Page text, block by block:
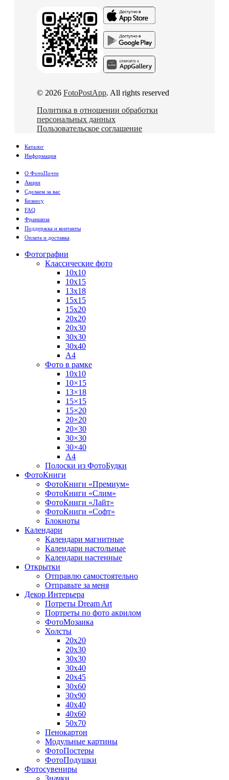
© 2026 FotoPostApp. All rights reserved
Политика в отношении обработки
персональных данных
Пользовательское соглашение
Каталог
Информация
О ФотоПочте
Акции
Сделаем за вас
Бизнесу
FAQ
Франшиза
Поддержка и контакты
Оплата и доставка
Фотографии
Классические фото
10х10
10х15
13х18
15х15
15х20
20х20
20х30
30х30
30х40
А4
Фото в рамке
10х10
10×15
13×18
15×15
15×20
20×20
20×30
30×30
30×40
A4
Полоски из ФотоБудки
ФотоКниги
ФотоКниги «Премиум»
ФотоКниги «Слим»
ФотоКниги «Лайт»
ФотоКниги «Софт»
Блокноты
Календари
Календари магнитные
Календари настольные
Календари настенные
Открытки
Отправлю самостоятельно
Отправьте за меня
Декор Интерьера
Потреты Dream Art
Портреты по фото акрилом
ФотоМозаика
Холсты
20х20
20х30
30х30
30х40
20х45
30х60
30х90
40х40
40х60
50х70
Пенокартон
Модульные картины
ФотоПостеры
ФотоПодушки
Фотоcувениры
Значки